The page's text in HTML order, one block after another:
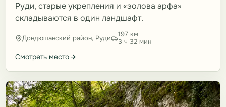
Руди, старые укрепления и «эолова арфа»
складываются в один ландшафт.
Дондюшанский район, Руди
197 км
3 ч 32 мин
Смотреть место